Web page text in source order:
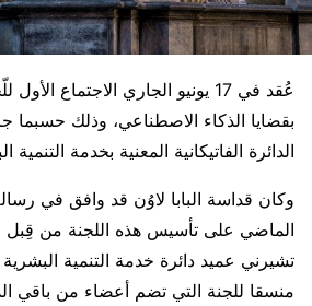
عُقد في 17 يونيو الجاري الاجتماع
بقضايا الذكاء الاصطناعي، وذلك حسبما
الدائرة الفاتيكانية المعنية بخدمة التنمية
الماضي على تأسيس هذه اللجنة من قِبل
تشيرني عميد دائرة خدمة التنمية
منسقا للجنة التي تضم أعضاء من باقي